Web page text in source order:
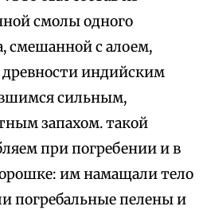
смолы одного
смешанной с алоем,
индийским
сильным,
запахом. такой
при погребении и в
им намащали тело
погребальные пелены и